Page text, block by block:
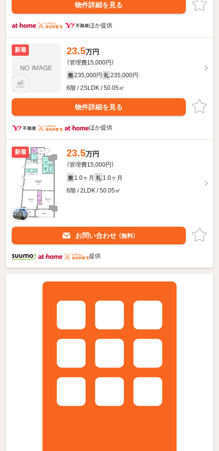
物件詳細を見る
ほか提供
新着 23.5万円
（管理費15,000円）
敷 235,000円 礼 235,000円
6階 / 2SLDK / 50.05㎡
物件詳細を見る
ほか提供
新着 23.5万円
（管理費15,000円）
敷 1.0ヶ月 礼 1.0ヶ月
6階 / 2LDK / 50.05㎡
お問い合わせ （無料）
提供